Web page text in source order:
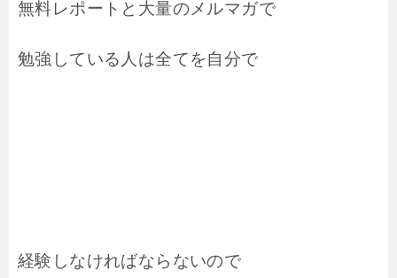
無料レポートと大量のメルマガで
勉強している人は全てを自分で
経験しなければならないので